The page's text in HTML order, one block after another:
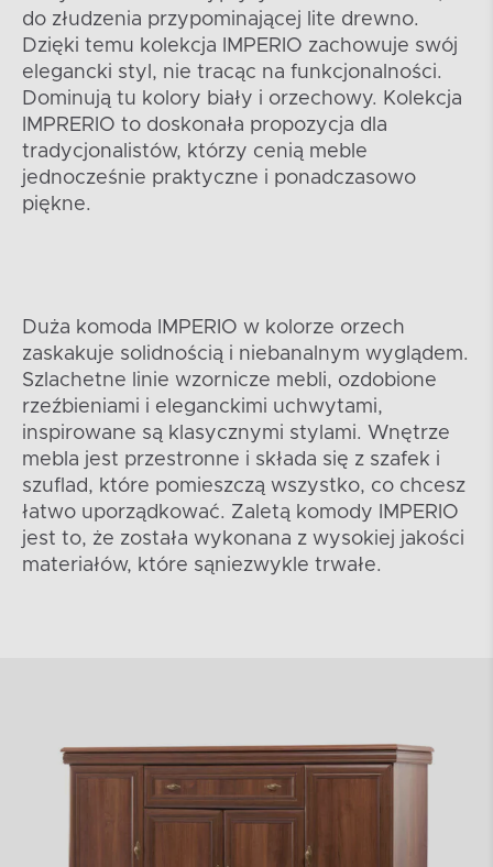
do złudzenia przypominającej lite drewno.
Dzięki temu kolekcja IMPERIO zachowuje swój
elegancki styl, nie tracąc na funkcjonalności.
Dominują tu kolory biały i orzechowy. Kolekcja
IMPRERIO to doskonała propozycja dla
tradycjonalistów, którzy cenią meble
jednocześnie praktyczne i ponadczasowo
piękne.
Duża komoda IMPERIO w kolorze orzech
zaskakuje solidnością i niebanalnym wyglądem.
Szlachetne linie wzornicze mebli, ozdobione
rzeźbieniami i eleganckimi uchwytami,
inspirowane są klasycznymi stylami. Wnętrze
mebla jest przestronne i składa się z szafek i
szuflad, które pomieszczą wszystko, co chcesz
łatwo uporządkować. Zaletą komody IMPERIO
jest to, że została wykonana z wysokiej jakości
materiałów, które sąniezwykle trwałe.